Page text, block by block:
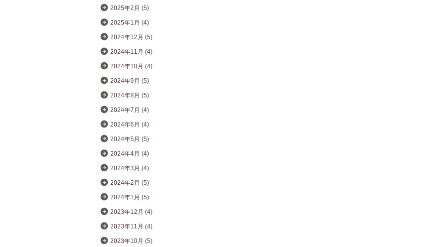
2025年2月 (5)
2025年1月 (4)
2024年12月 (5)
2024年11月 (4)
2024年10月 (4)
2024年9月 (5)
2024年8月 (5)
2024年7月 (4)
2024年6月 (4)
2024年5月 (5)
2024年4月 (4)
2024年3月 (4)
2024年2月 (5)
2024年1月 (5)
2023年12月 (4)
2023年11月 (4)
2023年10月 (5)